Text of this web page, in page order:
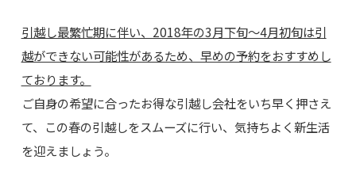
引越し最繁忙期に伴い、2018年の3月下旬～4月初旬は引
越ができない可能性があるため、早めの予約をおすすめし
ております。
ご自身の希望に合ったお得な引越し会社をいち早く押さえ
て、この春の引越しをスムーズに行い、気持ちよく新生活
を迎えましょう。